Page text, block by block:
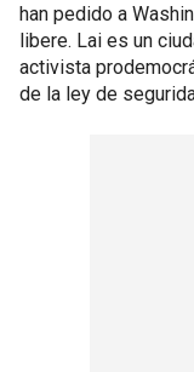
han pedido a
libere. Lai es un
activista
de la ley de